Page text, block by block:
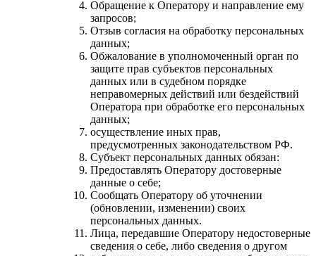
Обращение к Оператору и направление ему
запросов;
Отзыв согласия на обработку персональных
данных;
Обжалование в уполномоченный орган по
защите прав субъектов персональных
данных или в судебном порядке
неправомерных действий или бездействий
Оператора при обработке его персональных
данных;
осуществление иных прав,
предусмотренных законодательством РФ.
Субъект персональных данных обязан:
Предоставлять Оператору достоверные
данные о себе;
Сообщать Оператору об уточнении
(обновлении, изменении) своих
персональных данных.
Лица, передавшие Оператору недостоверные
сведения о себе, либо сведения о другом